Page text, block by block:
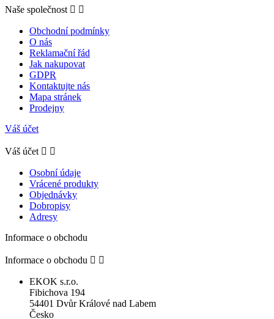
Naše společnost  
Obchodní podmínky
O nás
Reklamační řád
Jak nakupovat
GDPR
Kontaktujte nás
Mapa stránek
Prodejny
Váš účet
Váš účet  
Osobní údaje
Vrácené produkty
Objednávky
Dobropisy
Adresy
Informace o obchodu
Informace o obchodu  
EKOK s.r.o.
Fibichova 194
54401 Dvůr Králové nad Labem
Česko